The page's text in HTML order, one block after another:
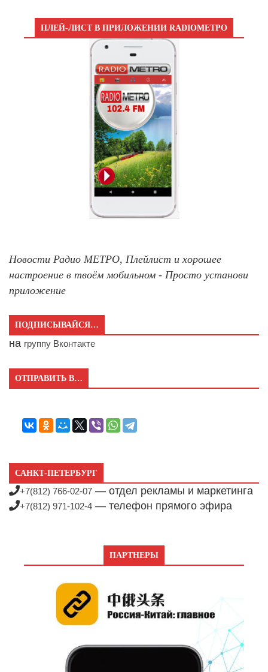
ПЛЕЙ-ЛИСТ В ПРИЛОЖЕНИИ RADIOМЕТРО
Новости Радио МЕТРО, Плейлист и хорошее
настроение в твоём мобильном - Просто установи
приложение
ПОДПИСЫВАЙСЯ…
на группу Вконтакте
ОТПРАВИТЬ В…
САНКТ-ПЕТЕРБУРГ
+7(812) 766-02-07 — отдел рекламы и маркетинга
+7(812) 971-102-4 — телефон прямого эфира
ПАРТНЕРЫ